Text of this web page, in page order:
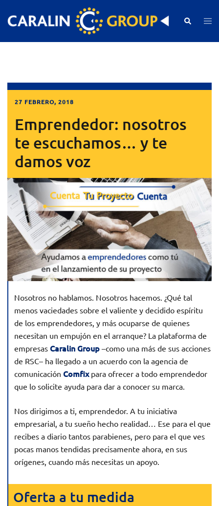
Search
27 FEBRERO, 2018
Emprendedor: nosotros
te escuchamos… y te
damos voz
Nosotros no hablamos. Nosotros hacemos. ¿Qué tal
menos vaciedades sobre el valiente y decidido espíritu
de los emprendedores, y más ocuparse de quienes
necesitan un empujón en el arranque? La plataforma de
empresas Caralin Group –como una más de sus acciones
de RSC– ha llegado a un acuerdo con la agencia de
comunicación Comfixpara ofrecer a todo emprendedor
que lo solicite ayuda para dar a conocer su marca.
Nos dirigimos a ti, emprendedor. A tu iniciativa
empresarial, a tu sueño hecho realidad… Ese para el que
recibes a diario tantos parabienes, pero para el que ves
pocas manos tendidas precisamente ahora, en sus
orígenes, cuando más necesitas un apoyo.
Oferta a tu medida